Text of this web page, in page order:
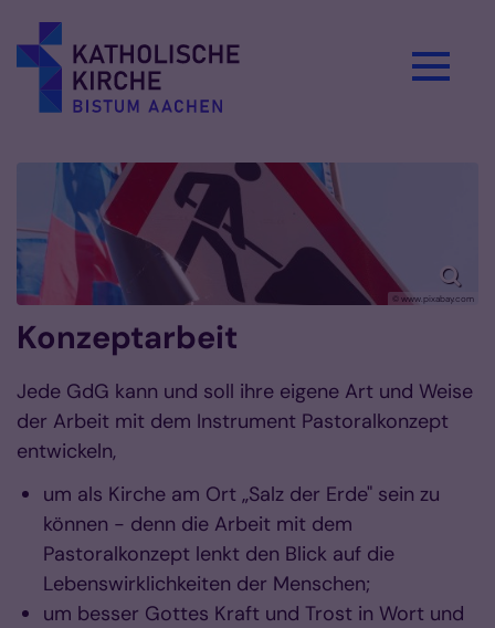
© www.pixabay.com
Konzeptarbeit
Jede GdG kann und soll ihre eigene Art und Weise
der Arbeit mit dem Instrument Pastoralkonzept
entwickeln,
um als Kirche am Ort „Salz der Erde" sein zu
können - denn die Arbeit mit dem
Pastoralkonzept lenkt den Blick auf die
Lebenswirklichkeiten der Menschen;
um besser Gottes Kraft und Trost in Wort und